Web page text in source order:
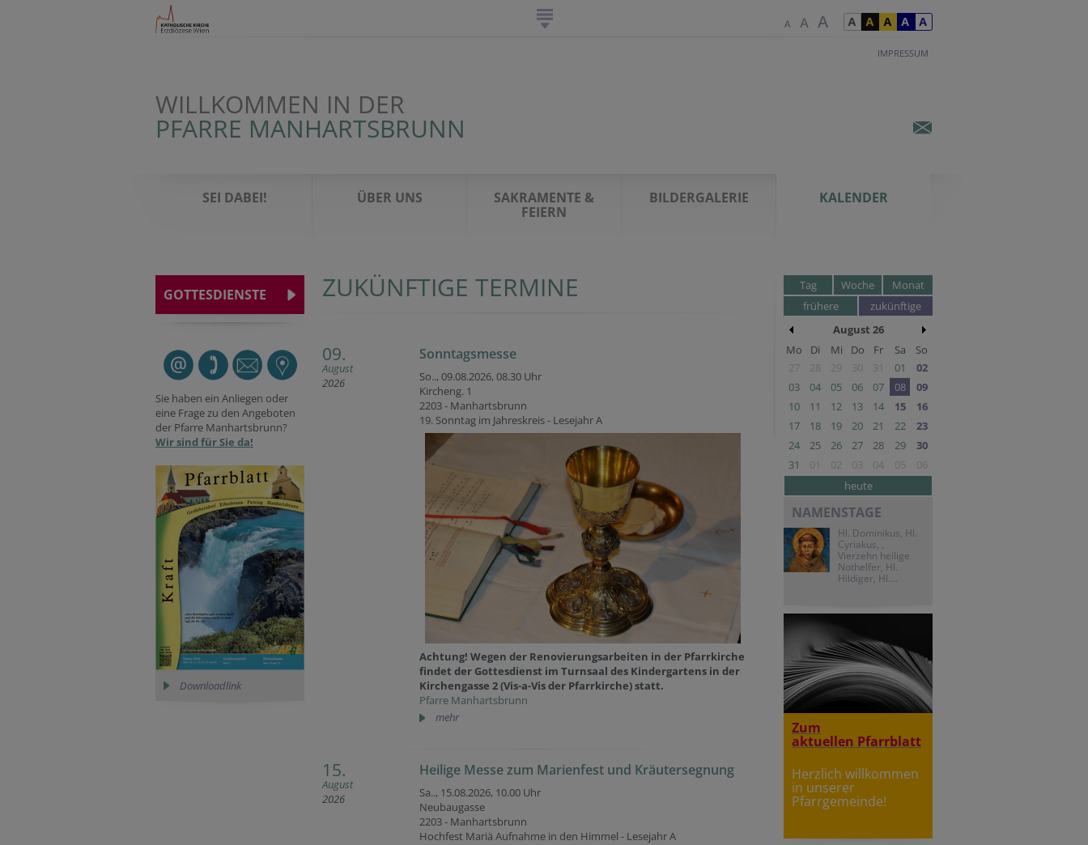
IMPRESSUM
WILLKOMMEN IN DER
PFARRE MANHARTSBRUNN
SEI DABEI! ÜBER UNS
SAKRAMENTE &
FEIERN
BILDERGALERIE KALENDER
GOTTESDIENSTE
Sie haben ein Anliegen oder
eine Frage zu den Angeboten
der Pfarre Manhartsbrunn?
Wir sind für Sie da!
Downloadlink
ZUKÜNFTIGE TERMINE
09.
August
2026
Sonntagsmesse
So.., 09.08.2026,08.30 Uhr
Kircheng. 1
2203 - Manhartsbrunn
19. Sonntag im Jahreskreis - Lesejahr A
Achtung! Wegen der Renovierungsarbeiten in der Pfarrkirche
findet der Gottesdienst im Turnsaal des Kindergartens in der
Kirchengasse 2 (Vis-a-Vis der Pfarrkirche) statt.
Pfarre Manhartsbrunn
mehr
15.
August
2026
Heilige Messe zum Marienfest und Kräutersegnung
Sa.., 15.08.2026, 10.00 Uhr
Neubaugasse
2203 - Manhartsbrunn
Hochfest Mariä Aufnahme in den Himmel - Lesejahr A
Tag Woche
Monat
frühere
zukünftige
August 26
Mo
Di Mi Do Fr Sa
So
27
28 29 30 31 01
02
03
04 05 06 07 08
09
10
11 12 13 14 15
16
17
18 19 20 21 22
23
24
25 26 27 28 29
30
31
01 02 03 04 05
06
heute
NAMENSTAGE
Hl. Dominikus, Hl.
Cyriakus, ,
Vierzehn heilige
Nothelfer, Hl.
Hildiger, Hl....
Zum
aktuellen Pfarrblatt
Herzlich willkommen
in unserer
Pfarrgemeinde!